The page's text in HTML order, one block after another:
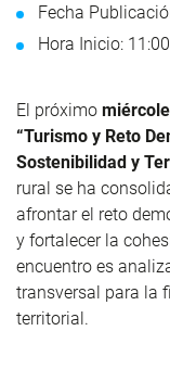
Fecha
Hora Inicio: 11:00
El próximo
“Turismo y Reto
Sostenibilidad y
rural se ha
afrontar el reto
y fortalecer la
encuentro es
transversal para la
territorial.